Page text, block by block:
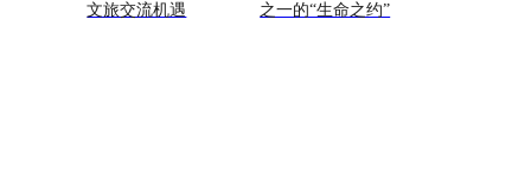
文旅交流机遇
之一的“生命之约”